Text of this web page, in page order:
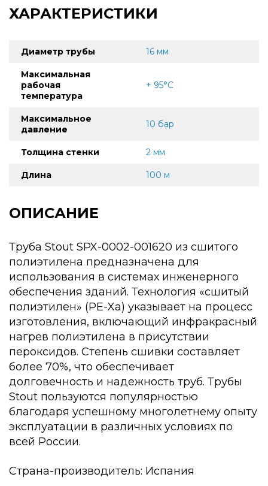
ХАРАКТЕРИСТИКИ
Диаметр трубы 16 мм
Максимальная
рабочая
температура
+ 95°C
Максимальное
давление
10 бар
Толщина стенки 2 мм
Длина 100 м
ОПИСАНИЕ
Труба Stout SPX-0002-001620 из сшитого
полиэтилена предназначена для
использования в системах инженерного
обеспечения зданий. Технология «сшитый
полиэтилен» (PE-Xa) указывает на процесс
изготовления, включающий инфракрасный
нагрев полиэтилена в присутствии
пероксидов. Степень сшивки составляет
более 70%, что обеспечивает
долговечность и надежность труб. Трубы
Stout пользуются популярностью
благодаря успешному многолетнему опыту
эксплуатации в различных условиях по
всей России.
Страна-производитель: Испания